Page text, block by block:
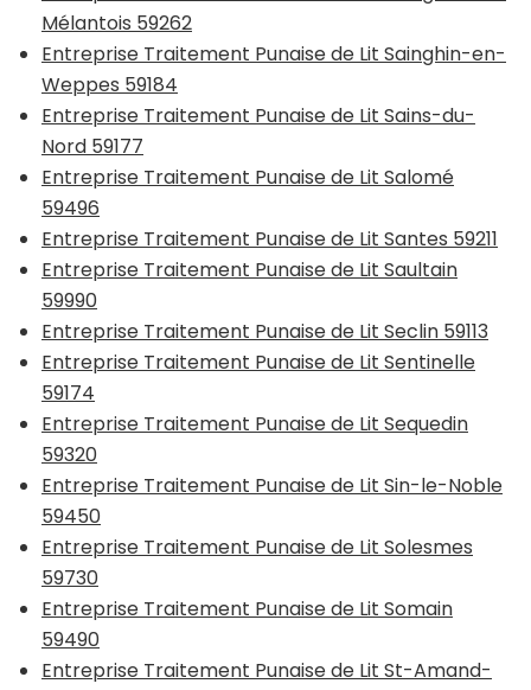
Mélantois 59262
Entreprise Traitement Punaise de Lit Sainghin-en-
Weppes 59184
Entreprise Traitement Punaise de Lit Sains-du-
Nord 59177
Entreprise Traitement Punaise de Lit Salomé
59496
Entreprise Traitement Punaise de Lit Santes 59211
Entreprise Traitement Punaise de Lit Saultain
59990
Entreprise Traitement Punaise de Lit Seclin 59113
Entreprise Traitement Punaise de Lit Sentinelle
59174
Entreprise Traitement Punaise de Lit Sequedin
59320
Entreprise Traitement Punaise de Lit Sin-le-Noble
59450
Entreprise Traitement Punaise de Lit Solesmes
59730
Entreprise Traitement Punaise de Lit Somain
59490
Entreprise Traitement Punaise de Lit St-Amand-